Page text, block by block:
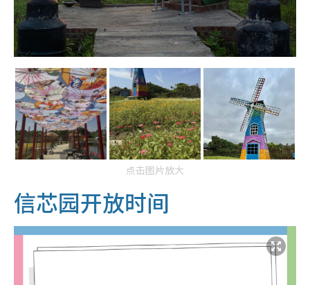
点击图片放大
信芯园开放时间